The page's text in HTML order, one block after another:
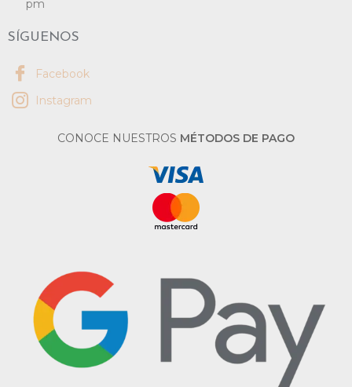
pm
SÍGUENOS
Facebook
Instagram
CONOCE NUESTROS MÉTODOS DE PAGO